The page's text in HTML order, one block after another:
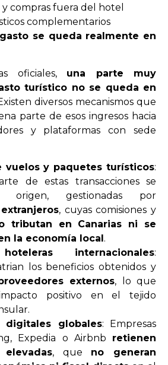
compras fuera del hotel
complementarios
se queda realmente en
oficiales, una parte muy
turístico no se queda en
diversos mecanismos que
parte de esos ingresos hacia
y plataformas con sede
vuelos y paquetes turísticos:
de estas transacciones se
origen, gestionadas por
, cuyas comisiones y
tributan en Canarias ni se
la economía local.
internacionales:
los beneficios obtenidos y
externos, lo que
positivo en el tejido
digitales globales: Empresas
Expedia o Airbnb retienen
elevadas, que no generan